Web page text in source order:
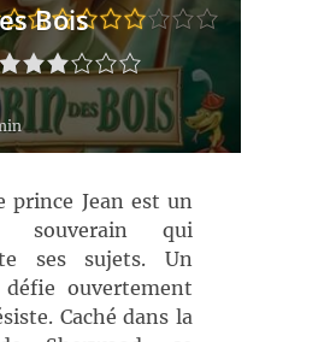
Bois
prince Jean est un
souverain qui
ses sujets. Un
ouvertement
Caché dans la